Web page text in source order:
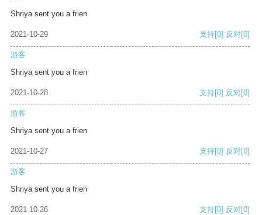
Shriya sent you a frien
2021-10-29 支持[0] 反对[0]
游客
Shriya sent you a frien
2021-10-28 支持[0] 反对[0]
游客
Shriya sent you a frien
2021-10-27 支持[0] 反对[0]
游客
Shriya sent you a frien
2021-10-26 支持[0] 反对[0]